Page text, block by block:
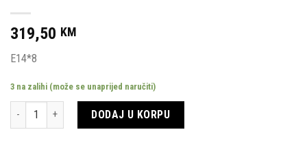
319,50 KM
E14*8
3 na zalihi (može se unaprijed naručiti)
Količina DODAJ U KORPU